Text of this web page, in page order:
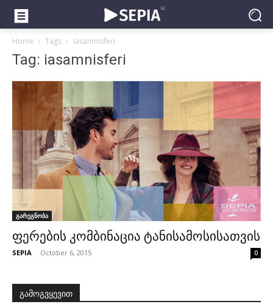
Home Tags Iasamnisferi
Tag: iasamnisferi
გარეგნობა
ფერების კომბინაცია ტანისამოსისათვის
SEPIA - October 6, 2015 0
გამოგვყევით